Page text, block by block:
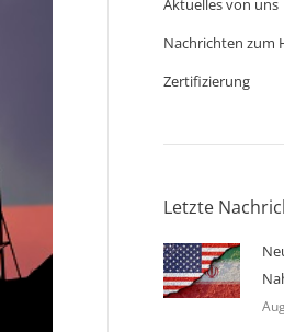
Aktuelles von uns
Nachrichten zum
Zertifizierung
Letzte